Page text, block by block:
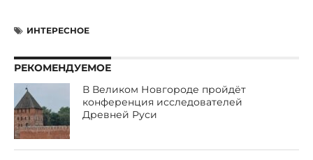
ИНТЕРЕСНОЕ
РЕКОМЕНДУЕМОЕ
В Великом Новгороде пройдёт
конференция исследователей
Древней Руси